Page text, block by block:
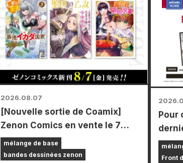
2026.08.07
[Nouvelle sortie de Coamix]
Zenon Comics en vente le 7
août (vendredi) !
mélange de base
bandes dessinées zenon
Pour
Front